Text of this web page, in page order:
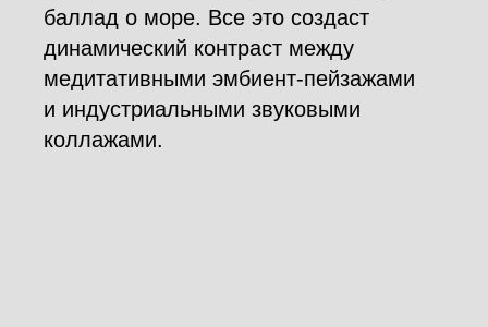
баллад о море. Все это создаст
динамический контраст между
медитативными эмбиент-пейзажами
и индустриальными звуковыми
коллажами.